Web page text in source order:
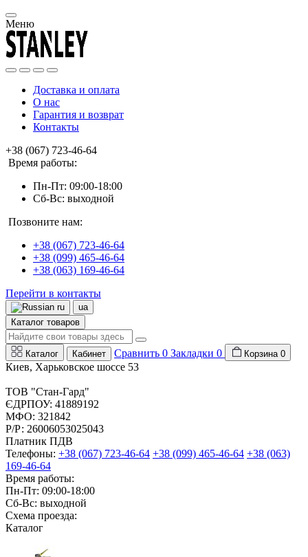
Меню
Доставка и оплата
О нас
Гарантия и возврат
Контакты
+38 (067) 723-46-64
Время работы:
Пн-Пт: 09:00-18:00
Сб-Вс: выходной
Позвоните нам:
+38 (067) 723-46-64
+38 (099) 465-46-64
+38 (063) 169-46-64
Перейти в контакты
ru
ua
Каталог товаров
Каталог Кабинет Сравнить 0 Закладки 0 Корзина 0
Киев, Харьковское шоссе 53
ТОВ "Стан-Гард"
ЄДРПОУ: 41889192
МФО: 321842
Р/Р: 26006053025043
Платник ПДВ
Телефоны: +38 (067) 723-46-64 +38 (099) 465-46-64 +38 (063)
169-46-64
Время работы:
Пн-Пт: 09:00-18:00
Сб-Вс: выходной
Схема проезда:
Каталог